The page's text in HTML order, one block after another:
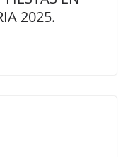
2025.